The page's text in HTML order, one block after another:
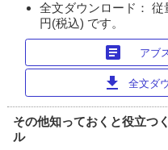
全文ダウンロード：
円(税込) です。
article アブ
download 全文ダ
その他知っておくと役立つ
ル